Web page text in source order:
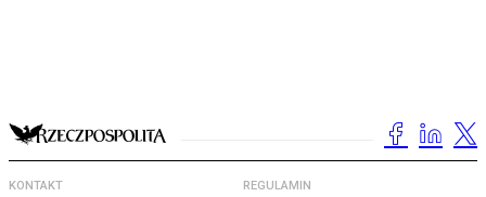
KONTAKT REGULAMIN